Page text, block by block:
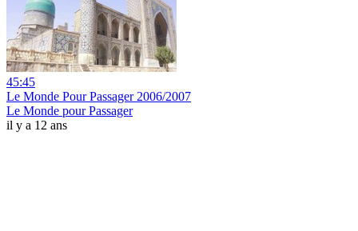
45:45
Le Monde Pour Passager 2006/2007
Le Monde pour Passager
il y a 12 ans